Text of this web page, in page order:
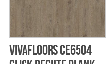
Vivafloors CE6504